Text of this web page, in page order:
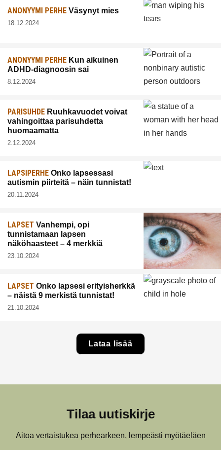
ANONYYMI PERHE Väsynyt mies
18.12.2024
ANONYYMI PERHE Kun aikuinen
ADHD-diagnoosin sai
8.12.2024
PARISUHDE Ruuhkavuodet voivat
vahingoittaa parisuhdetta
huomaamatta
2.12.2024
LAPSIPERHE Onko lapsessasi
autismin piirteitä – näin tunnistat!
20.11.2024
LAPSET Vanhempi, opi
tunnistamaan lapsen
näköhaasteet – 4 merkkiä
23.10.2024
LAPSET Onko lapsesi erityisherkkä
– näistä 9 merkistä tunnistat!
21.10.2024
Lataa lisää
Tilaa uutiskirje
Aitoa vertaistukea perhearkeen, lempeästi myötäeläen